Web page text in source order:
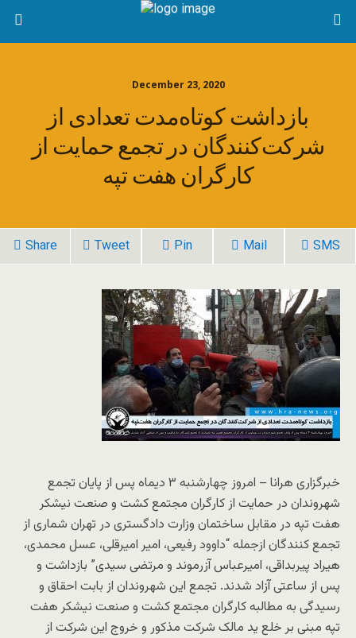
December 23, 2020
بازداشت کوتاه‌مدت تعدادی از
شرکت‌کنندگان در تجمع حمایت از
کارگران هفت تپه
Share Tweet Pin Mail SMS
خبرگزاری هرانا – امروز چهارشنبه ۳ دیماه پس از پایان تجمع
شهروندان در حمایت از کارگران مجتمع کشت و صنعت نیشکر
هفت تپه در مقابل ساختمان وزارت دادگستری در تهران شماری از
تجمع کنندگان ازجمله “داوود رفیعی، امیر امیرقلی، عسل محمدی،
هیراد پیربداقی، امیرعباس آزرموند و مرتضی سیدی” بازداشت و
پس از ساعتی آزاد شدند. تجمع این شهروندان از بابت احقاق و
رسیدگی به مطالبه کارگران مجتمع کشت و صنعت نیشکر هفت
تپه مبنی بر خلع ید مالک شرکت مذکور و خروج این شرکت از